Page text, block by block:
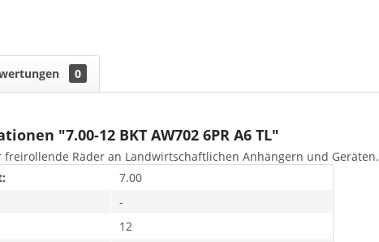
0
"7.00-12 BKT AW702 6PR A6 TL"
freirollende Räder an Landwirtschaftlichen Anhängern und Geräten.
7.00
-
12